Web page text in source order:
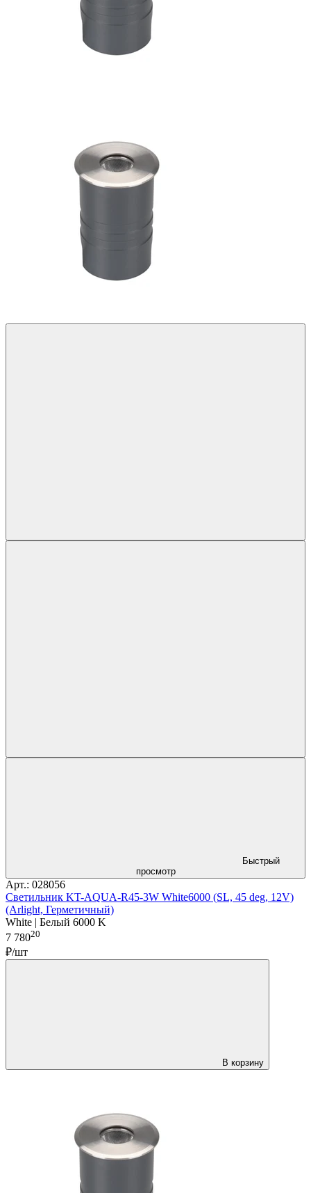
Быстрый
просмотр
Арт.: 028056
Светильник KT-AQUA-R45-3W White6000 (SL, 45 deg, 12V)
(Arlight, Герметичный)
White | Белый 6000 K
7 78020
₽/шт
В корзину